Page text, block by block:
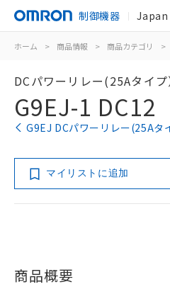
制御機器 Japan
ホーム > 商品情報 > 商品カテゴリ >
DCパワーリレー(25Aタイプ
G9EJ-1 DC12
G9EJ DCパワーリレー(25Aタ
マイリストに追加
商品概要